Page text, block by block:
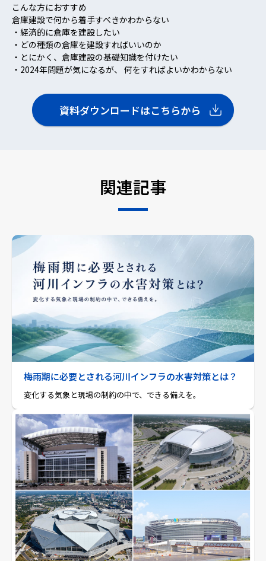
こんな方におすすめ
倉庫建設で何から着手すべきかわからない
・経済的に倉庫を建設したい
・どの種類の倉庫を建設すればいいのか
・とにかく、倉庫建設の基礎知識を付けたい
・2024年問題が気になるが、 何をすればよいかわからない
資料ダウンロードはこちらから
関連記事
梅雨期に必要とされる河川インフラの水害対策とは？
変化する気象と現場の制約の中で、できる備えを。